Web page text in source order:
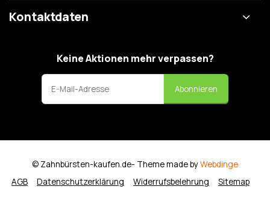
Kontaktdaten
Keine Aktionen mehr verpassen?
Abonnieren
AGB Datenschutzerklärung Widerrufsbelehrung Sitemap
© Zahnbürsten-kaufen.de- Theme made byWebdinge